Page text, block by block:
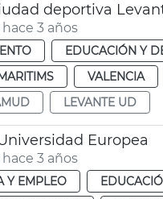
deportiva
3 años
EDUCACIÓN Y
VALENCIA
LEVANTE UD
Europea
3 años
Y EMPLEO